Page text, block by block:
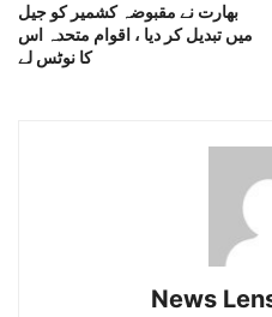
بھارت نے مقبوضہ کشمیر کو جیل
میں تبدیل کر دیا ، اقوام متحدہ اس
کا نوٹس لے
News